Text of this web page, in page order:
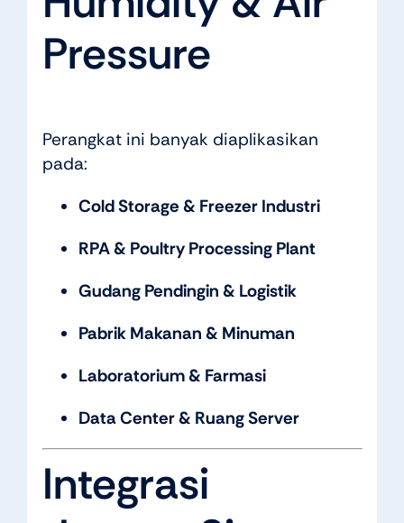
Pressure
Perangkat ini banyak diaplikasikan
pada:
Cold Storage & Freezer Industri
RPA & Poultry Processing Plant
Gudang Pendingin & Logistik
Pabrik Makanan & Minuman
Laboratorium & Farmasi
Data Center & Ruang Server
Integrasi